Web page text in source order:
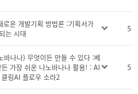
로운 개발기획 방법론 :기획서가
는 시대
5
나나) 무엇이든 만들 수 있다 :베
가장 쉬운 나노바나나 활용! : AI
링AI 플로우 소라2
5